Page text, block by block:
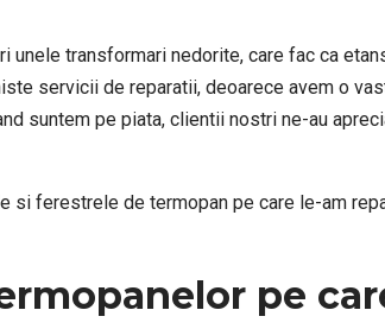
unele transformari nedorite, care fac ca
servicii de reparatii, deoarece avem o
suntem pe piata, clientii nostri ne-au
si ferestrele de termopan pe care le-am
pe